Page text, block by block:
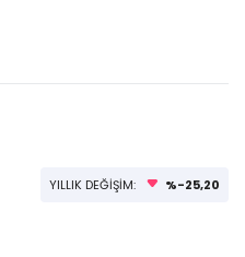
YILLIK DEĞİŞİM: %-25,20